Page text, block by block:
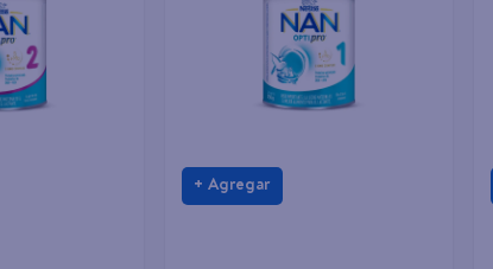
Agregar